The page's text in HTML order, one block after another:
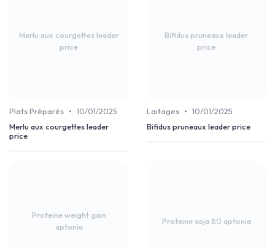
Merlu aux courgettes leader
price
Plats Préparés • 10/01/2025
Merlu aux courgettes leader
price
Bifidus pruneaux leader
price
Laitages • 10/01/2025
Bifidus pruneaux leader price
Proteine weight gain
aptonia
Proteine soja 80 aptonia